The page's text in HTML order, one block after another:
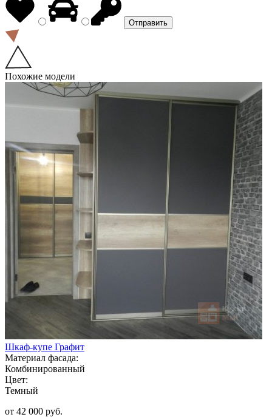
Похожие модели
Шкаф-купе Графит
Материал фасада:
Комбинированный
Цвет:
Темный
от 42 000 руб.